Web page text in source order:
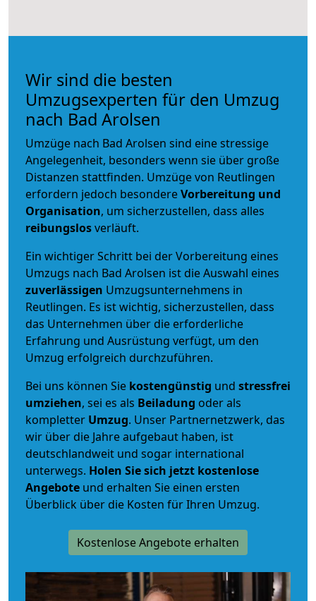
Wir sind die besten
Umzugsexperten für den Umzug
nach Bad Arolsen
Umzüge nach Bad Arolsen sind eine stressige
Angelegenheit, besonders wenn sie über große
Distanzen stattfinden. Umzüge von Reutlingen
erfordern jedoch besondereVorbereitung und
Organisation, um sicherzustellen, dass alles
reibungslosverläuft.
Ein wichtiger Schritt bei der Vorbereitung eines
Umzugs nach Bad Arolsen ist die Auswahl eines
zuverlässigen Umzugsunternehmens in
Reutlingen. Es ist wichtig, sicherzustellen, dass
das Unternehmen über die erforderliche
Erfahrung und Ausrüstung verfügt, um den
Umzug erfolgreich durchzuführen.
Bei uns können Sie kostengünstig und stressfrei
umziehen, sei es als Beiladung oder als
kompletter Umzug. Unser Partnernetzwerk, das
wir über die Jahre aufgebaut haben, ist
deutschlandweit und sogar international
unterwegs. Holen Sie sich jetzt kostenlose
Angebote und erhalten Sie einen ersten
Überblick über die Kosten für Ihren Umzug.
Kostenlose Angebote erhalten